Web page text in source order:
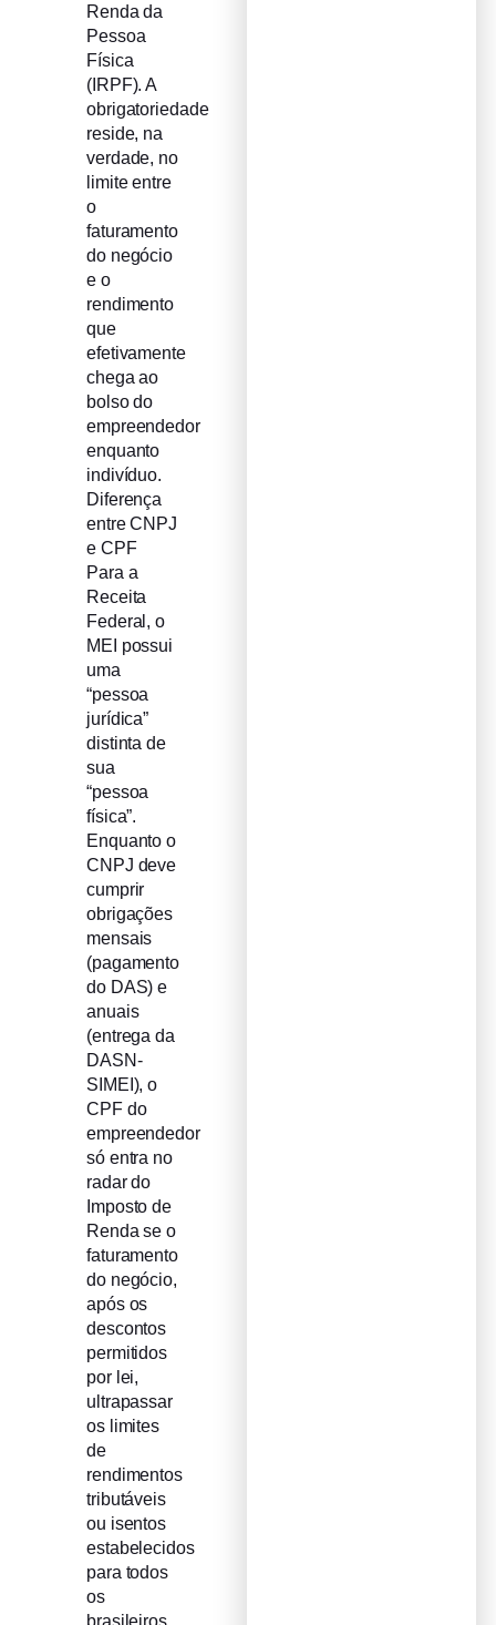
Renda da
Pessoa
Física
(IRPF). A
obrigatoriedade
reside, na
verdade, no
limite entre
o
faturamento
do negócio
e o
rendimento
que
efetivamente
chega ao
bolso do
empreendedor
enquanto
indivíduo.
Diferença
entre CNPJ
e CPF
Para a
Receita
Federal, o
MEI possui
uma
“pessoa
jurídica”
distinta de
sua
“pessoa
física”.
Enquanto o
CNPJ deve
cumprir
obrigações
mensais
(pagamento
do DAS) e
anuais
(entrega da
DASN-
SIMEI), o
CPF do
empreendedor
só entra no
radar do
Imposto de
Renda se o
faturamento
do negócio,
após os
descontos
permitidos
por lei,
ultrapassar
os limites
de
rendimentos
tributáveis
ou isentos
estabelecidos
para todos
os
brasileiros.